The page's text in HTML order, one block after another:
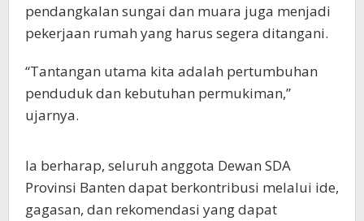
pendangkalan sungai dan muara juga menjadi
pekerjaan rumah yang harus segera ditangani.
“Tantangan utama kita adalah pertumbuhan
penduduk dan kebutuhan permukiman,”
ujarnya.
Ia berharap, seluruh anggota Dewan SDA
Provinsi Banten dapat berkontribusi melalui ide,
gagasan, dan rekomendasi yang dapat